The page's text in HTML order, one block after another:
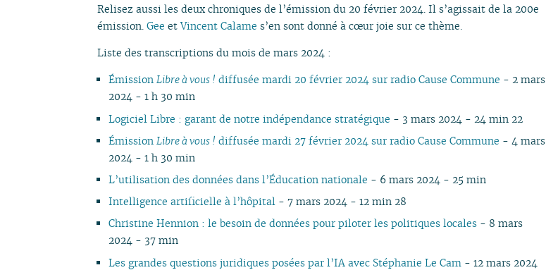
Relisez aussi les deux chroniques de l’émission du 20 février 2024. Il s’agissait de la 200e
émission. Gee etVincent Calame s’en sont donné à cœur joie sur ce thème.
Liste des transcriptions du mois de mars 2024 :
Émission Libre à vous ! diffusée mardi 20 février 2024 sur radio Cause Commune - 2 mars
2024 - 1 h 30 min
Logiciel Libre : garant de notre indépendance stratégique - 3 mars 2024 - 24 min 22
Émission Libre à vous ! diffusée mardi 27 février 2024 sur radio Cause Commune - 4 mars
2024 - 1 h 30 min
L’utilisation des données dans l’Éducation nationale - 6 mars 2024 - 25 min
Intelligence artificielle à l’hôpital - 7 mars 2024 - 12 min 28
Christine Hennion : le besoin de données pour piloter les politiques locales - 8 mars
2024 - 37 min
Les grandes questions juridiques posées par l’IA avec Stéphanie Le Cam - 12 mars 2024